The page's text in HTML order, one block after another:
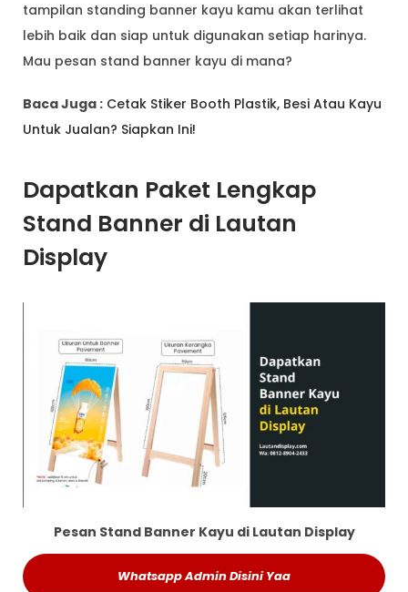
tampilan standing banner kayu kamu akan terlihat
lebih baik dan siap untuk digunakan setiap harinya.
Mau pesan stand banner kayu di mana?
Baca Juga : Cetak Stiker Booth Plastik, Besi Atau Kayu
Untuk Jualan? Siapkan Ini!
Dapatkan Paket Lengkap
Stand Banner di Lautan
Display
Pesan Stand Banner Kayu di Lautan Display
Whatsapp Admin Disini Yaa